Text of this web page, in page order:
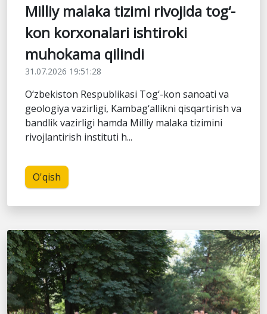
Milliy malaka tizimi rivojida tog‘-
kon korxonalari ishtiroki
muhokama qilindi
31.07.2026 19:51:28
O‘zbekiston Respublikasi Tog‘-kon sanoati va
geologiya vazirligi, Kambag‘allikni qisqartirish va
bandlik vazirligi hamda Milliy malaka tizimini
rivojlantirish instituti h...
O'qish